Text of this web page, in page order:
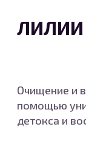
ЛИЛИИ
Очищение и
помощью
детокса и